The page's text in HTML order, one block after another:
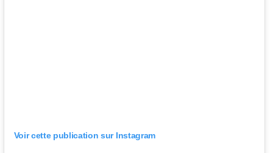
Voir cette publication sur Instagram